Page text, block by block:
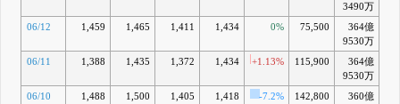
3490万
06/12 1,459 1,465 1,411 1,434 0% 75,500
364億
9530万
06/11 1,388 1,435 1,372 1,434 +1.13% 115,900
364億
9530万
06/10 1,488 1,500 1,405 1,418 -7.2% 142,800
360億